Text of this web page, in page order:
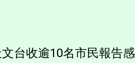
台收逾10名市民報告感